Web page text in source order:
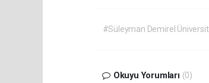
#Süleyman Demirel
Okuyu Yorumları (0)